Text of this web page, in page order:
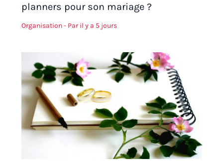
planners pour son mariage ?
Organisation- Par il y a 5 jours